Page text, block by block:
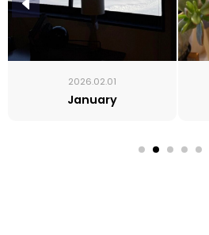
2026.02.01
January